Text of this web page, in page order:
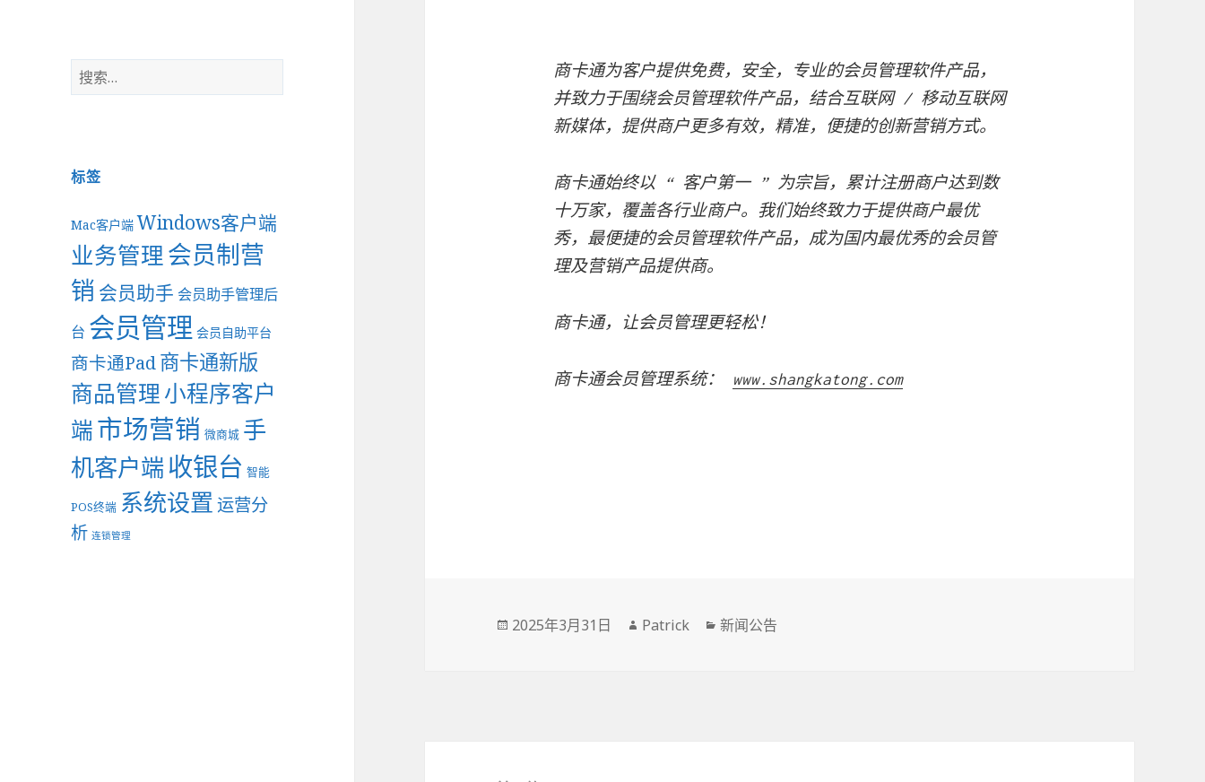
搜
索
标签
Mac客户端 Windows客户端
业务管理 会员制营
销 会员助手 会员助手管理后
台 会员管理 会员自助平台
商卡通Pad商卡通新版
商品管理小程序客户
端市场营销 微商城 手
机客户端收银台 智能
POS终端 系统设置运营分
析 连锁管理
商卡通为客户提供免费，安全，专业的会员管理软件产品，
并致力于围绕会员管理软件产品，结合互联网 / 移动互联网
新媒体，提供商户更多有效，精准，便捷的创新营销方式。
商卡通始终以 “ 客户第一 ” 为宗旨，累计注册商户达到数
十万家，覆盖各行业商户。我们始终致力于提供商户最优
秀，最便捷的会员管理软件产品，成为国内最优秀的会员管
理及营销产品提供商。
商卡通，让会员管理更轻松！
商卡通会员管理系统： www.shangkatong.com
Posted
2025年3月31日 Author
Patrick Categories
新闻公告